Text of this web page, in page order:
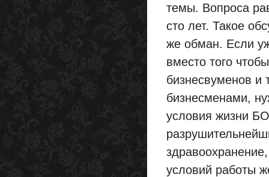
темы. Вопроса
сто лет. Такое
же обман. Если
вместо того
бизнесвуменов и
бизнесменами,
условия жизни
условий работы